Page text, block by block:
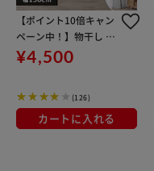
【ポイント10倍キャン
ペーン中！】物干し 室
内用 折りたたみ式 3連
OTM-150R ブラック 一
¥4,500
(126)
カートに入れる